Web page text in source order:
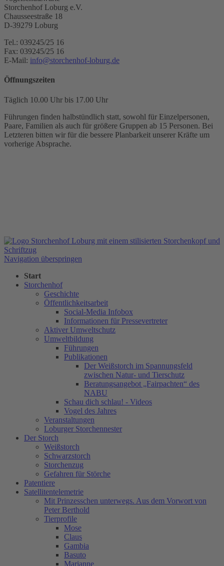
Storchenhof Loburg e.V.
Chausseestraße 18
D-39279 Loburg
Tel.: 039245/25 16
Fax: 039245/25 16
E-Mail: info@storchenhof-loburg.de
Öffnungszeiten
Täglich 10.00 Uhr bis 17.00 Uhr
Führungen finden halbstündlich statt, sowohl für Einzelpersonen,
Paare, Familien als auch für größere Gruppen ab 15 Personen. Bei
Letzteren bitten wir für die bessere Planbarkeit unserer Kräfte um
vorherige Absprache.
Navigation überspringen
Start
Storchenhof
Geschichte
Öffentlichkeitsarbeit
Social-Media Infobox
Informationen für Pressevertreter
Aktiver Umweltschutz
Umweltbildung
Führungen
Publikationen
Der Weißstorch im Spannungsfeld
zwischen Natur- und Tierschutz
Beratungsangebot „Fairpachten“ des
NABU
Schau dich schlau! - Videos
Vogel des Jahres
Veranstaltungen
Loburger Storchennester
Der Storch
Weißstorch
Schwarzstorch
Storchenzug
Gefahren für Störche
Patentiere
Satellitentelemetrie
Mit Prinzesschen unterwegs. Aus dem Vorwort von
Peter Berthold
Tierprofile
Mose
Claus
Gambia
Basuto
Marianne